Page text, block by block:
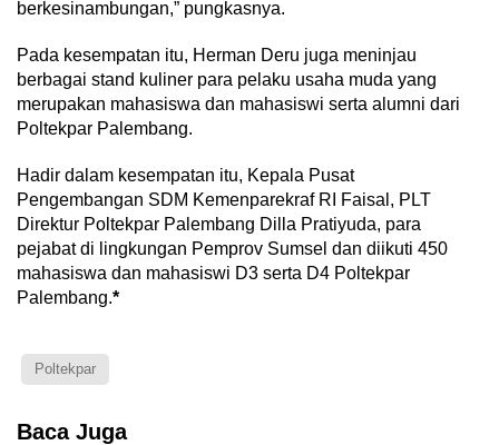
berkesinambungan,” pungkasnya.
Pada kesempatan itu, Herman Deru juga meninjau
berbagai stand kuliner para pelaku usaha muda yang
merupakan mahasiswa dan mahasiswi serta alumni dari
Poltekpar Palembang.
Hadir dalam kesempatan itu, Kepala Pusat
Pengembangan SDM Kemenparekraf RI Faisal, PLT
Direktur Poltekpar Palembang Dilla Pratiyuda, para
pejabat di lingkungan Pemprov Sumsel dan diikuti 450
mahasiswa dan mahasiswi D3 serta D4 Poltekpar
Palembang.*
Poltekpar
Baca Juga